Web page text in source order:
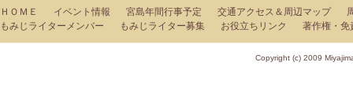
ＨＯＭＥ イベント情報 宮島年間行事予定 交通アクセス＆周辺マップ
もみじライターメンバー
もみじライター募集 お役立ちリンク 著作権・免
Copyright (c) 2009